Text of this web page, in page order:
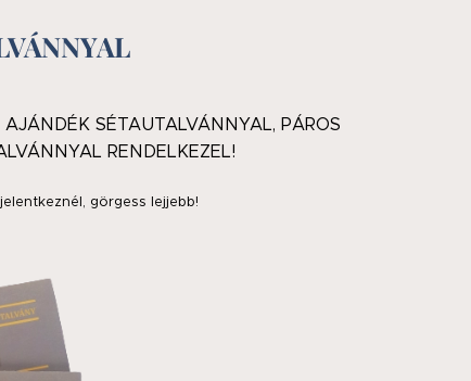
SÉTAUTALVÁNNYAL, PÁROS
RENDELKEZEL!
görgess lejjebb!